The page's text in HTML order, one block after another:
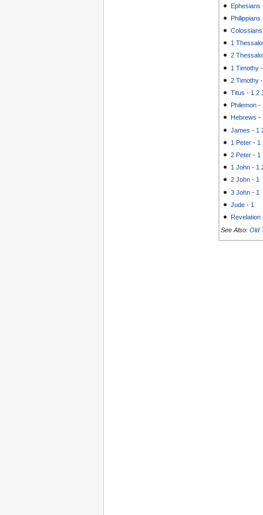
Ephesians
Philippians
Colossians
1
2
1 Timothy
2 Timothy
Titus - 1 2
Philemon -
Hebrews -
James - 1
1 Peter - 1
2 Peter - 1
1 John - 1
2 John -1
3 John - 1
Jude - 1
Revelation
See Also: Old